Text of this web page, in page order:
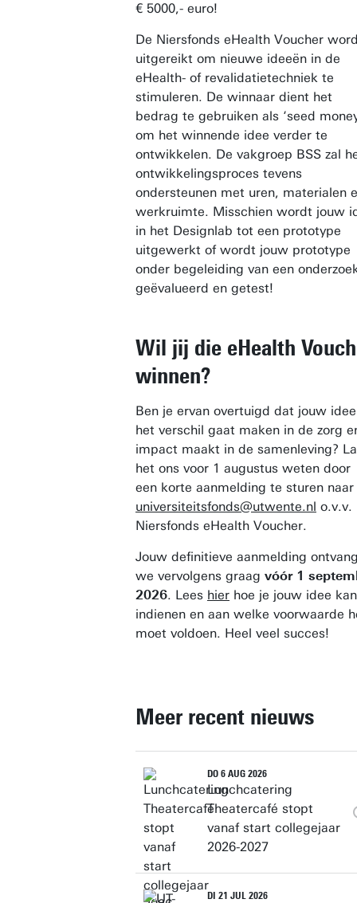
€ 5000,- euro!
De Niersfonds eHealth Voucher
uitgereikt om nieuwe ideeën in de
eHealth- of revalidatietechniek te
stimuleren. De winnaar dient het
bedrag te gebruiken als ‘seed
om het winnende idee verder te
ontwikkelen. De vakgroep BSS zal
ontwikkelingsproces tevens
ondersteunen met uren, materialen
werkruimte. Misschien wordt jouw
in het Designlab tot een prototype
uitgewerkt of wordt jouw prototype
onder begeleiding van een
geëvalueerd en getest!
Wil jij die eHealth
winnen?
Ben je ervan overtuigd dat jouw idee
het verschil gaat maken in de zorg
impact maakt in de samenleving?
het ons voor 1 augustus weten door
een korte aanmelding te sturen naar
universiteitsfonds@utwente.nl o.v.v.
Niersfonds eHealth Voucher.
Jouw definitieve aanmelding
we vervolgens graag vóór 1
2026. Lees hier hoe je jouw idee kan
indienen en aan welke voorwaarde
moet voldoen. Heel veel succes!
Meer recent nieuws
DO 6 AUG 2026
Lunchcatering
Theatercafé stopt
vanaf start collegejaar
2026-2027
DI 21 JUL 2026